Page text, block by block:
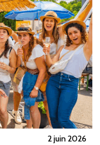
2 juin 2026